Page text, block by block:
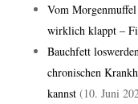
Vom
wirklich klappt –
Bauchfett
chronischen
kannst (10. Juni